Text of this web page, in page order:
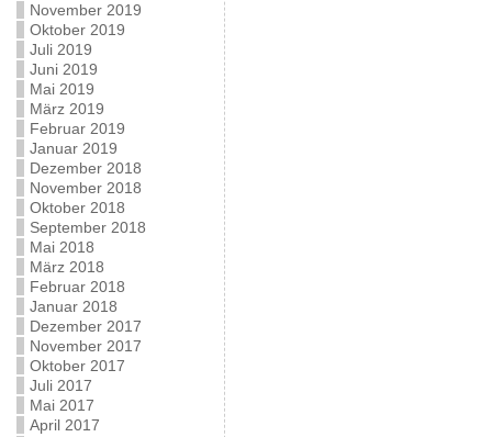
November 2019
Oktober 2019
Juli 2019
Juni 2019
Mai 2019
März 2019
Februar 2019
Januar 2019
Dezember 2018
November 2018
Oktober 2018
September 2018
Mai 2018
März 2018
Februar 2018
Januar 2018
Dezember 2017
November 2017
Oktober 2017
Juli 2017
Mai 2017
April 2017